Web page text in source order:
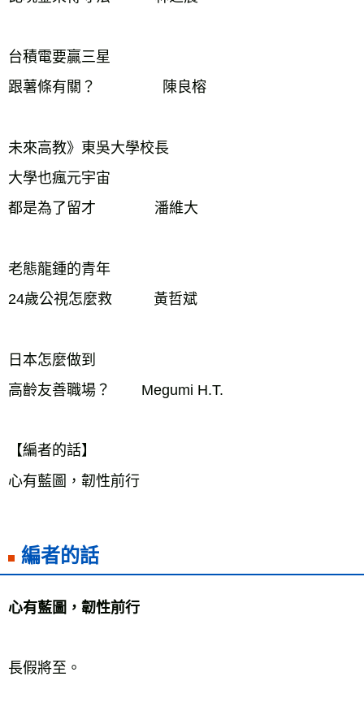
台積電要贏三星
跟薯條有關？　　　　  陳良榕
未來高教》東吳大學校長
大學也瘋元宇宙
都是為了留才　　　　潘維大
老態龍鍾的青年
24歲公視怎麼救　　   黃哲斌
日本怎麼做到
高齡友善職場？　    Megumi H.T.
【編者的話】
心有藍圖，韌性前行
編者的話
心有藍圖，韌性前行
長假將至。